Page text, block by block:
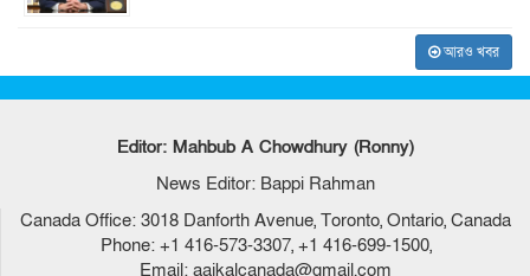
আরও খবর
Editor: Mahbub A Chowdhury (Ronny)
News Editor: Bappi Rahman
Canada Office: 3018 Danforth Avenue, Toronto, Ontario, Canada
Phone: +1 416-573-3307, +1 416-699-1500,
Email: aajkalcanada@gmail.com